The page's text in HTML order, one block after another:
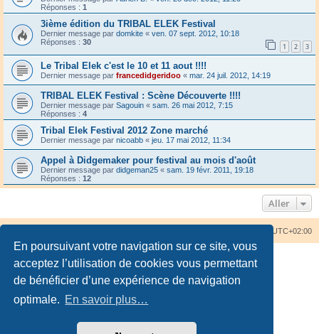
En poursuivant votre navigation sur ce site, vous
acceptez l’utilisation de cookies vous permettant
de bénéficier d’une expérience de navigation
optimale. En savoir plus…
Réponses : 1
3ième édition du TRIBAL ELEK Festival
Dernier message par domkite « ven. 07 sept. 2012, 10:18
Réponses : 30 1 2 3
Le Tribal Elek c'est le 10 et 11 aout !!!!
Dernier message par francedidgeridoo « mar. 24 juil. 2012, 14:19
TRIBAL ELEK Festival : Scène Découverte !!!!
Dernier message par Sagouin « sam. 26 mai 2012, 7:15
Réponses : 4
Tribal Elek Festival 2012 Zone marché
Dernier message par nicoabb « jeu. 17 mai 2012, 11:34
Appel à Didgemaker pour festival au mois d'août
Dernier message par didgeman25 « sam. 19 févr. 2011, 19:18
Réponses : 12
Aller
UTC+02:00
Développé parphpBB® Forum Software © phpBB Limited